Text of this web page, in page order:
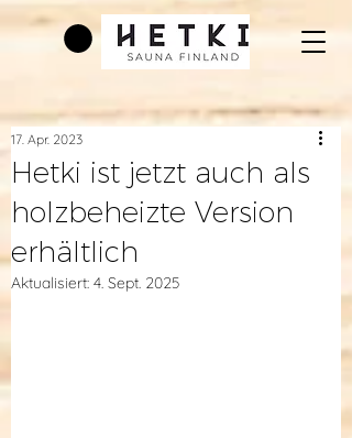
Hetki ist jetzt auch als
holzbeheizte Version
erhältlich
17. Apr. 2023
Aktualisiert: 4. Sept. 2025